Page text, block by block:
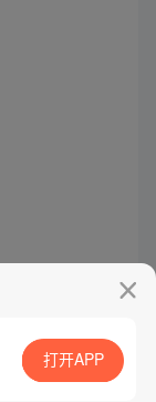
打开APP